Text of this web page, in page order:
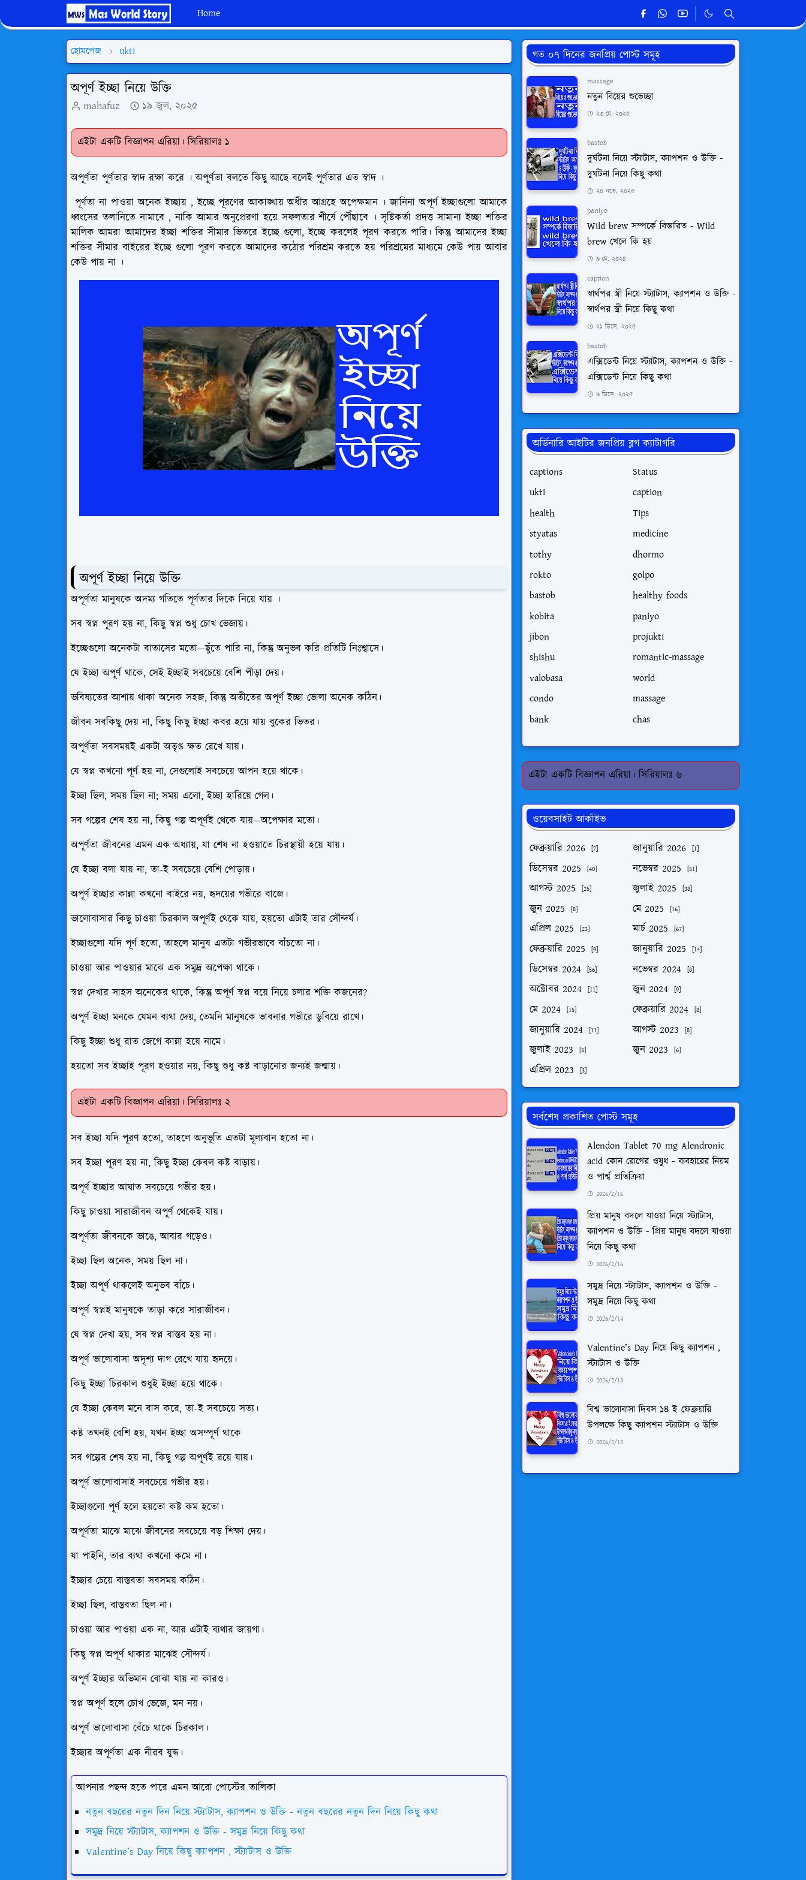
Home
হোমপেজ ukti
অপূর্ণ ইচ্ছা নিয়ে উক্তি
mahafuz ১৯ জুল, ২০২৫
এইটা একটি বিজ্ঞাপন এরিয়া। সিরিয়ালঃ ১
অপূর্ণতা পূর্ণতার স্বাদ রক্ষা করে । অপূর্ণতা বলতে কিছু আছে বলেই পূর্ণতার এত স্বাদ ।
পূর্ণতা না পাওয়া অনেক ইচ্ছায় , ইচ্ছে পূরণের আকাঙ্খায় অধীর আগ্রহে অপেক্ষমান । জানিনা অপূর্ণ ইচ্ছাগুলো আমাকে
ধ্বংসের তলানিতে নামাবে , নাকি আমার অনুপ্রেরণা হয়ে সফলতার শীর্ষে পৌঁছাবে । সৃষ্টিকর্তা প্রদত্ত সামান্য ইচ্ছা শক্তির
মালিক আমরা আমাদের ইচ্ছা শক্তির সীমার ভিতরে ইচ্ছে গুলো, ইচ্ছে করলেই পূরণ করতে পারি। কিন্তু আমাদের ইচ্ছা
শক্তির সীমার বাইরের ইচ্ছে গুলো পূরণ করতে আমাদের কঠোর পরিশ্রম করতে হয় পরিশ্রমের মাধ্যমে কেউ পায় আবার
কেউ পায় না ।
অপূর্ণ ইচ্ছা নিয়ে উক্তি
অপূর্ণতা মানুষকে অদম্য গতিতে পূর্ণতার দিকে নিয়ে যায় ।
সব স্বপ্ন পূরণ হয় না, কিছু স্বপ্ন শুধু চোখ ভেজায়।
ইচ্ছেগুলো অনেকটা বাতাসের মতো—ছুঁতে পারি না, কিন্তু অনুভব করি প্রতিটি নিঃশ্বাসে।
যে ইচ্ছা অপূর্ণ থাকে, সেই ইচ্ছাই সবচেয়ে বেশি পীড়া দেয়।
ভবিষ্যতের আশায় থাকা অনেক সহজ, কিন্তু অতীতের অপূর্ণ ইচ্ছা ভোলা অনেক কঠিন।
জীবন সবকিছু দেয় না, কিছু কিছু ইচ্ছা কবর হয়ে যায় বুকের ভিতর।
অপূর্ণতা সবসময়ই একটা অতৃপ্ত ক্ষত রেখে যায়।
যে স্বপ্ন কখনো পূর্ণ হয় না, সেগুলোই সবচেয়ে আপন হয়ে থাকে।
ইচ্ছা ছিল, সময় ছিল না; সময় এলো, ইচ্ছা হারিয়ে গেল।
সব গল্পের শেষ হয় না, কিছু গল্প অপূর্ণই থেকে যায়—অপেক্ষার মতো।
অপূর্ণতা জীবনের এমন এক অধ্যায়, যা শেষ না হওয়াতে চিরস্থায়ী হয়ে যায়।
যে ইচ্ছা বলা যায় না, তা-ই সবচেয়ে বেশি পোড়ায়।
অপূর্ণ ইচ্ছার কান্না কখনো বাইরে নয়, হৃদয়ের গভীরে বাজে।
ভালোবাসার কিছু চাওয়া চিরকাল অপূর্ণই থেকে যায়, হয়তো এটাই তার সৌন্দর্য।
ইচ্ছাগুলো যদি পূর্ণ হতো, তাহলে মানুষ এতটা গভীরভাবে বাঁচতো না।
চাওয়া আর পাওয়ার মাঝে এক সমুদ্র অপেক্ষা থাকে।
স্বপ্ন দেখার সাহস অনেকের থাকে, কিন্তু অপূর্ণ স্বপ্ন বয়ে নিয়ে চলার শক্তি কজনের?
অপূর্ণ ইচ্ছা মনকে যেমন ব্যথা দেয়, তেমনি মানুষকে ভাবনার গভীরে ডুবিয়ে রাখে।
কিছু ইচ্ছা শুধু রাত জেগে কান্না হয়ে নামে।
হয়তো সব ইচ্ছাই পূরণ হওয়ার নয়, কিছু শুধু কষ্ট বাড়ানোর জন্যই জন্মায়।
এইটা একটি বিজ্ঞাপন এরিয়া। সিরিয়ালঃ ২
সব ইচ্ছা যদি পূরণ হতো, তাহলে অনুভূতি এতটা মূল্যবান হতো না।
সব ইচ্ছা পূরণ হয় না, কিছু ইচ্ছা কেবল কষ্ট বাড়ায়।
অপূর্ণ ইচ্ছার আঘাত সবচেয়ে গভীর হয়।
কিছু চাওয়া সারাজীবন অপূর্ণ থেকেই যায়।
অপূর্ণতা জীবনকে ভাঙে, আবার গড়েও।
ইচ্ছা ছিল অনেক, সময় ছিল না।
ইচ্ছা অপূর্ণ থাকলেই অনুভব বাঁচে।
অপূর্ণ স্বপ্নই মানুষকে তাড়া করে সারাজীবন।
যে স্বপ্ন দেখা হয়, সব স্বপ্ন বাস্তব হয় না।
অপূর্ণ ভালোবাসা অদৃশ্য দাগ রেখে যায় হৃদয়ে।
কিছু ইচ্ছা চিরকাল শুধুই ইচ্ছা হয়ে থাকে।
যে ইচ্ছা কেবল মনে বাস করে, তা-ই সবচেয়ে সত্য।
কষ্ট তখনই বেশি হয়, যখন ইচ্ছা অসম্পূর্ণ থাকে
সব গল্পের শেষ হয় না, কিছু গল্প অপূর্ণই রয়ে যায়।
অপূর্ণ ভালোবাসাই সবচেয়ে গভীর হয়।
ইচ্ছাগুলো পূর্ণ হলে হয়তো কষ্ট কম হতো।
অপূর্ণতা মাঝে মাঝে জীবনের সবচেয়ে বড় শিক্ষা দেয়।
যা পাইনি, তার ব্যথা কখনো কমে না।
ইচ্ছার চেয়ে বাস্তবতা সবসময় কঠিন।
ইচ্ছা ছিল, বাস্তবতা ছিল না।
চাওয়া আর পাওয়া এক না, আর এটাই ব্যথার জায়গা।
কিছু স্বপ্ন অপূর্ণ থাকার মাঝেই সৌন্দর্য।
অপূর্ণ ইচ্ছার অভিমান বোঝা যায় না কারও।
স্বপ্ন অপূর্ণ হলে চোখ ভেজে, মন নয়।
অপূর্ণ ভালোবাসা বেঁচে থাকে চিরকাল।
ইচ্ছার অপূর্ণতা এক নীরব যুদ্ধ।
আপনার পছন্দ হতে পারে এমন আরো পোস্টের তালিকা
নতুন বছরের নতুন দিন নিয়ে স্ট্যাটাস, ক্যাপশন ও উক্তি - নতুন বছরের নতুন দিন নিয়ে কিছু কথা
সমুদ্র নিয়ে স্ট্যাটাস, ক্যাপশন ও উক্তি - সমুদ্র নিয়ে কিছু কথা
Valentine’s Day নিয়ে কিছু ক্যাপশন , স্ট্যাটাস ও উক্তি
গত ০৭ দিনের জনপ্রিয় পোস্ট সমূহ
massage
নতুন বিয়ের শুভেচ্ছা
২৩ মে, ২০২৫
bastob
দুর্ঘটনা নিয়ে স্ট্যাটাস, ক্যাপশন ও উক্তি -
দুর্ঘটনা নিয়ে কিছু কথা
২০ নভে, ২০২৫
paniyo
Wild brew সম্পর্কে বিস্তারিত - Wild
brew খেলে কি হয়
৯ মে, ২০২৪
caption
স্বার্থপর স্ত্রী নিয়ে স্ট্যাটাস, ক্যাপশন ও উক্তি -
স্বার্থপর স্ত্রী নিয়ে কিছু কথা
২১ ডিসে, ২০২৫
bastob
এক্সিডেন্ট নিয়ে স্ট্যাটাস, ক্যাপশন ও উক্তি -
এক্সিডেন্ট নিয়ে কিছু কথা
৯ ডিসে, ২০২৫
অর্ডিনারি আইটির জনপ্রিয় ব্লগ ক্যাটাগরি
captions
Status
ukti
caption
health
Tips
styatas
medicine
tothy
dhormo
rokto
golpo
bastob
healthy foods
kobita
paniyo
jibon
projukti
shishu
romantic-massage
valobasa
world
condo
massage
bank
chas
এইটা একটি বিজ্ঞাপন এরিয়া। সিরিয়ালঃ ৬
ওয়েবসাইট আর্কাইভ
ফেব্রুয়ারি 2026
[7] জানুয়ারি 2026 [1]
ডিসেম্বর 2025 [40] নভেম্বর 2025 [51]
আগস্ট 2025 [25] জুলাই 2025 [38]
জুন 2025 [8] মে 2025 [16]
এপ্রিল 2025 [23] মার্চ 2025 [67]
ফেব্রুয়ারি 2025 [9] জানুয়ারি 2025 [14]
ডিসেম্বর 2024 [56] নভেম্বর 2024 [8]
অক্টোবর 2024 [11] জুন 2024 [9]
মে 2024 [15] ফেব্রুয়ারি 2024 [8]
জানুয়ারি 2024 [11] আগস্ট 2023 [8]
জুলাই 2023 [5] জুন 2023 [6]
এপ্রিল 2023 [3]
সর্বশেষ প্রকাশিত পোস্ট সমূহ
Alendon Tablet 70 mg Alendronic
acid কোন রোগের ওষুধ - ব্যবহারের নিয়ম
ও পার্শ্ব প্রতিক্রিয়া
2026/2/16
প্রিয় মানুষ বদলে যাওয়া নিয়ে স্ট্যাটাস,
ক্যাপশন ও উক্তি - প্রিয় মানুষ বদলে যাওয়া
নিয়ে কিছু কথা
2026/2/16
সমুদ্র নিয়ে স্ট্যাটাস, ক্যাপশন ও উক্তি -
সমুদ্র নিয়ে কিছু কথা
2026/2/14
Valentine’s Day নিয়ে কিছু ক্যাপশন ,
স্ট্যাটাস ও উক্তি
2026/2/13
বিশ্ব ভালোবাসা দিবস ১৪ ই ফেব্রুয়ারি
উপলক্ষে কিছু ক্যাপশন স্ট্যাটাস ও উক্তি
2026/2/13